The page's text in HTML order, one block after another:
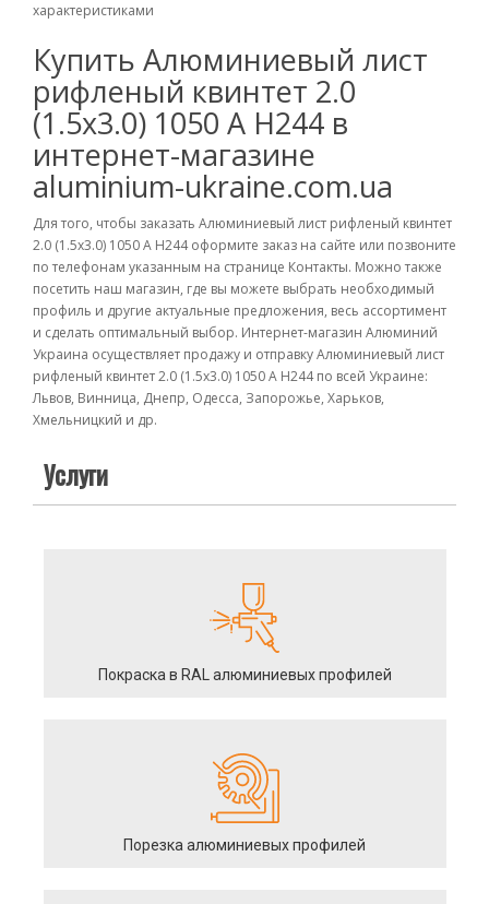
характеристиками
Купить Алюминиевый лист
рифленый квинтет 2.0
(1.5х3.0) 1050 А Н244 в
интернет-магазине
aluminium-ukraine.com.ua
Для того, чтобы заказать Алюминиевый лист рифленый квинтет
2.0 (1.5х3.0) 1050 А Н244 оформите заказ на сайте или позвоните
по телефонам указанным на странице Контакты. Можно также
посетить наш магазин, где вы можете выбрать необходимый
профиль и другие актуальные предложения, весь ассортимент
и сделать оптимальный выбор. Интернет-магазин Алюминий
Украина осуществляет продажу и отправку Алюминиевый лист
рифленый квинтет 2.0 (1.5х3.0) 1050 А Н244 по всей Украине:
Львов, Винница, Днепр, Одесса, Запорожье, Харьков,
Хмельницкий и др.
Услуги
Покраска в RAL алюминиевых профилей
Порезка алюминиевых профилей